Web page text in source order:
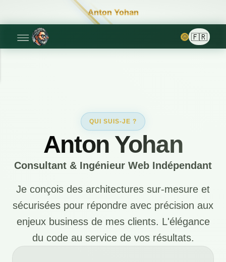
Anton Yohan
🌞
QUI SUIS-JE ?
Anton Yohan
Consultant & Ingénieur Web Indépendant
Je conçois des architectures sur-mesure et
sécurisées pour répondre avec précision aux
enjeux business de mes clients. L'élégance
du code au service de vos résultats.